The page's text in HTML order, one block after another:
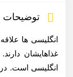
توضیحات
انگلیسی ها
غذاهایشان
انگلیسی است.